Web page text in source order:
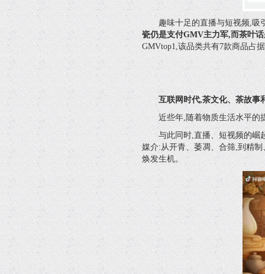
趣味十足的直播与短视频,吸
瓷仍是支付GMV主力军,而茶叶
GMVtop1,该品类共有7款商品占
互联网时代,茶文化、茶故事
近些年,随着物质生活水平的
与此同时,直播、短视频的崛
媒介:从开青、萎凋、合筛,到精
焕发生机。